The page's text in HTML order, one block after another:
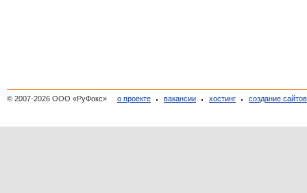
© 2007-2026 ООО «РуФокс» о проекте вакансии хостинг создание сайтов